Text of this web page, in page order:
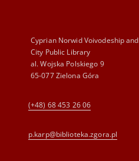
Cyprian Norwid Voivodeship and
City Public Library
al. Wojska Polskiego 9
65-077 Zielona Góra
(+48) 68 453 26 06
p.karp@biblioteka.zgora.pl